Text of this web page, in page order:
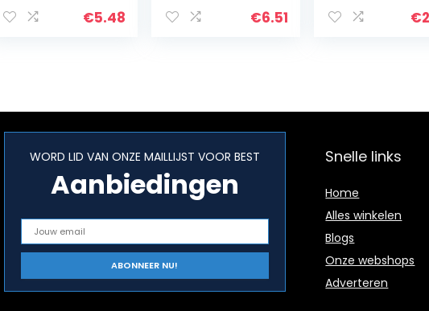
€5.48
Trauma Through
€6.51
Mother (English
€
WORD LID VAN ONZE MAILLIJST VOOR BEST
Aanbiedingen
Snelle links
Home
Alles winkelen
Blogs
Onze webshops
Adverteren